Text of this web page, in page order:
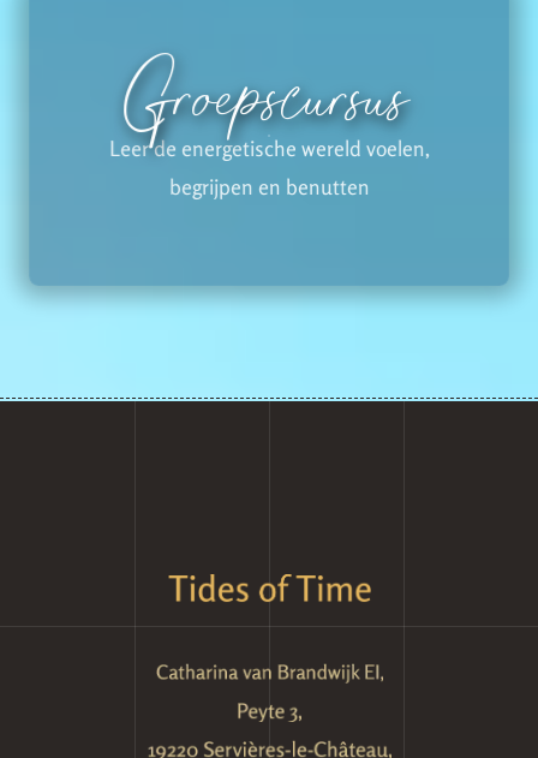
Groepscursus
Leer de energetische wereld voelen,
begrijpen en benutten